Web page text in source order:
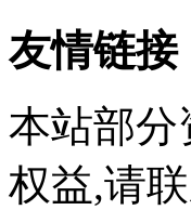
友情链接
本站部分
权益,请